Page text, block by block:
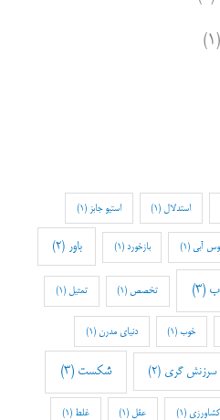
(۱)
استدلال (1) استیو جابز (1)
آبی (1) بازخورد (1) باور (2)
(3) تخصص (1) تمثیل (1)
خوب(1) دنیای مدرن (1)
سرزنش گری (2) شکست (3)
(1) عقل (1) غلط (1)